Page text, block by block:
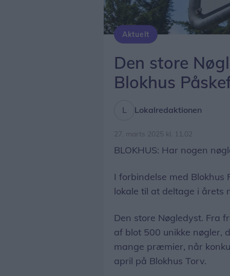
Aktuelt
Den store
Blokhus
Lokalredaktionen
27. marts 2025 kl. 11.02
BLOKHUS: Har nogen
I forbindelse med
lokale til at deltage i årets
Den store Nøgledyst. Fra
af blot 500 unikke nøgler,
mange præmier, når
april på Blokhus Torv.